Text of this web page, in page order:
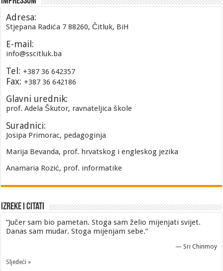
Adresa:
Stjepana Radića 7 88260, Čitluk, BiH
E-mail:
info@sscitluk.ba
Tel: +387 36 642357
Fax: +387 36 642186
Glavni urednik:
prof. Adela Škutor, ravnateljica škole
Suradnici:
Josipa Primorac, pedagoginja
Marija Bevanda, prof. hrvatskog i engleskog jezika
Anamaria Rozić, prof. informatike
Izreke i Citati
“Jučer sam bio pametan. Stoga sam želio mijenjati svijet.
Danas sam mudar. Stoga mijenjam sebe.”
— Sri Chinmoy
Sljedeći »